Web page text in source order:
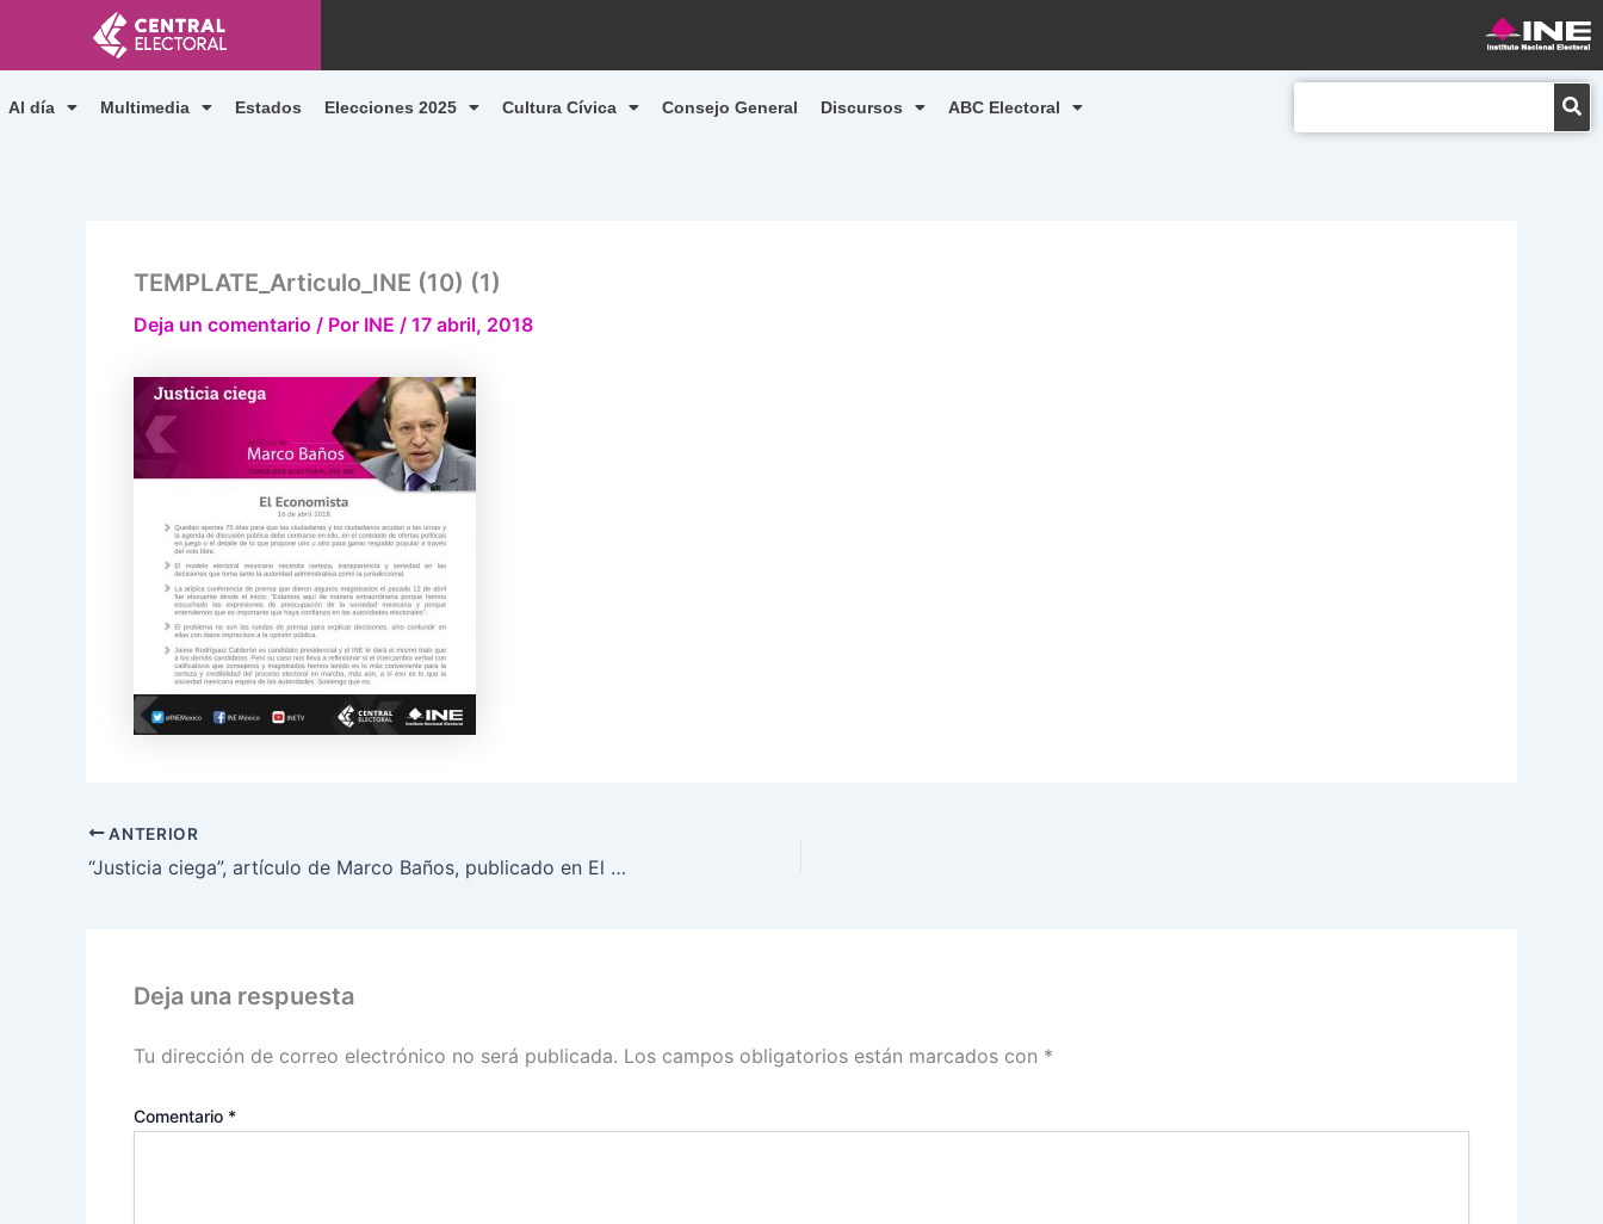
contenido
Al día Multimedia Estados Elecciones 2025 Cultura Cívica Consejo General Discursos ABC Electoral
TEMPLATE_Articulo_INE (10) (1)
Deja un comentario / Por INE / 17 abril, 2018
ANTERIOR
“Justicia ciega”, artículo de Marco Baños, publicado en El Economista
Deja una respuesta
Tu dirección de correo electrónico no será publicada. Los campos obligatorios están marcados con *
Comentario *